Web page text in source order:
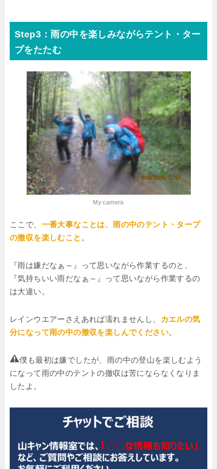
Step3：雨の中を楽しみながらテント・ター
プをたたむ
My camera
ここで、 一番大事なことは、雨の中のテント・タープ
の撤収を楽しむこと 。
『雨は嫌だなぁ～』って思いながら作業するのと、
『気持ちいい雨だなぁ～』って思いながら作業するの
は大違い。
レインウエアーさえあれば濡れませんし、
カエルの気
分になって雨の中の撤収を楽しんでください。
僕も最初は嫌でしたが、雨の中の登山を楽しむよう
になって雨の中のテントの撤収は苦にならなくなりま
したよ。